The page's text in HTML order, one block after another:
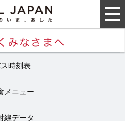
時刻表
メニュー
線データ